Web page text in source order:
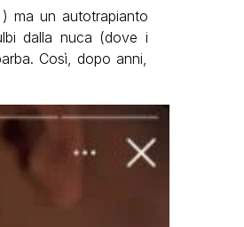
ma un autotrapianto
dalla nuca (dove i
Così, dopo anni,